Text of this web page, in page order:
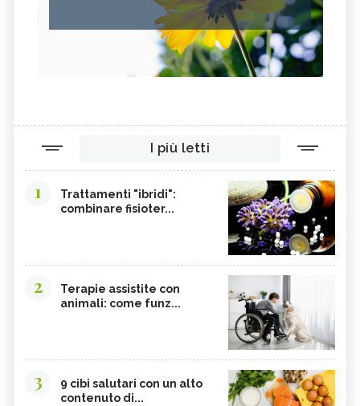
I più letti
1
Trattamenti "ibridi":
combinare fisioter...
2
Terapie assistite con
animali: come funz...
3
9 cibi salutari con un alto
contenuto di...